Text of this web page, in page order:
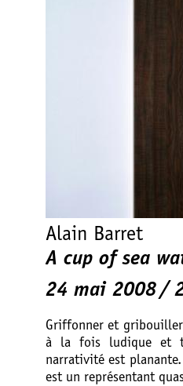
Alain Barret
A cup of sea
24 mai 2008
Griffonner et
à la fois ludique et
narrativité est
est un représentant